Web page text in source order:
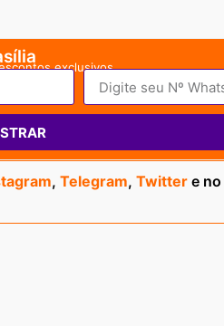
exclusivos.
, Telegram, Twitter e no